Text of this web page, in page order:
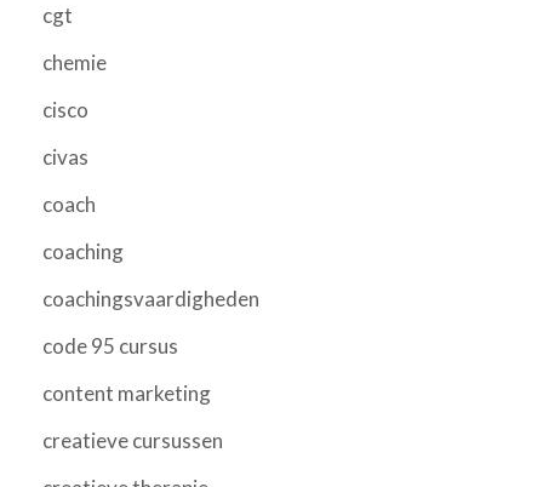
cgt
chemie
cisco
civas
coach
coaching
coachingsvaardigheden
code 95 cursus
content marketing
creatieve cursussen